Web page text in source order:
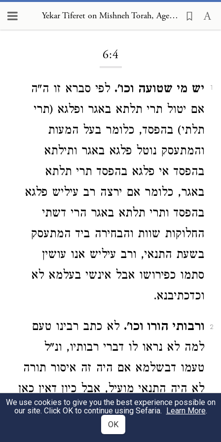
Yekar Tiferet on Mishneh Torah, Agents and Partners 6:4
6:4
1 יש מי שטועה וכו'. לפי סברא זו ה"ה
אם יטול תרי תלתא באגר ופלגא (תרי
תלתי) בהפסד, כלומר בעל המעות
והמתעסק נוטל פלגא באגר ותילתא
בהפסד אי פלגא בהפסד תרי תלתא
באגר, כלומר אם ירצה רב עיליש פלגא
בהפסד ותרי תלתא באגר הרי דשתי
החלוקות שוות והבחירה ביד המתעסק
בשעת התנאי, ורב עיליש אנו עושין
סתמו כפירושו אבל אינשי בעלמא לא
וכדכתיבנא.
2 ורבותי הורו וכו'. לא כתב רבינו טעם
למה לא נראו לו דברי רבותיו, ונ"ל
טעמו דבשלמא אם היה זה איסור תורה
לא היה התנאי מועיל, אבל כיון דאין כאן
איסור אלא מדרבנן התנאי מועיל הם
We use cookies to give you the best experience possible on
our site. Click OK to continue using Sefaria. Learn More.
OK